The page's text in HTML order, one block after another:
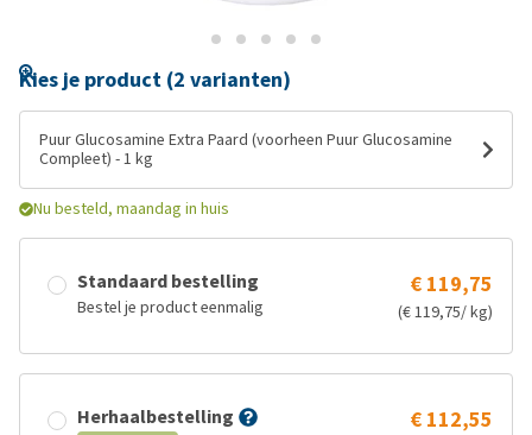
Kies je product (2 varianten)
Puur Glucosamine Extra Paard (voorheen Puur Glucosamine
Compleet) - 1 kg
Nu besteld, maandag in huis
Standaard bestelling
Bestel je product eenmalig
€ 119,75
(€ 119,75/ kg)
Herhaalbestelling € 112,55